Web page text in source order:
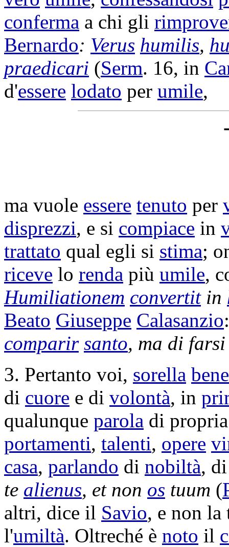
conferma a chi gli
Bernardo: Verus humilis,
praedicari (Serm. 16, in
d'essere lodato per umile,
ma vuole essere tenuto per
disprezzi, e si compiace in
trattato qual egli si stima;
riceve lo renda più umile,
Humiliationem convertitin
Beato Giuseppe Calasanzio
comparir santo, ma di
3. Pertanto voi, sorella
di cuore e di volontà, in
qualunque parola di
portamenti, talenti, opere
casa, parlando di nobiltà,
te alienus, et non os tuum (
altri, dice il Savio, e non
l'umiltà. Oltreché è noto il